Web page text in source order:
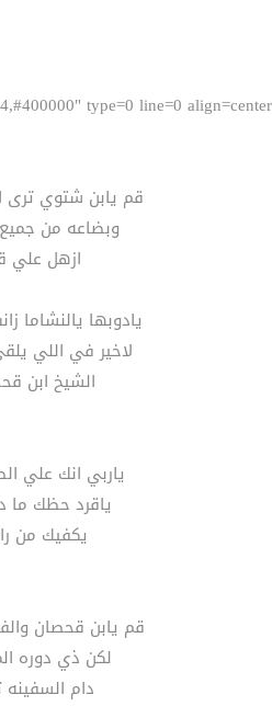
قم يابن شتوي ترى
وبضاعه من
ازهل علي
يادوبها يالنشاما
لاخير في اللي
الشيخ ابن
ياربي انك علي
ياقرد حظك ما
يكفيك من
قم يابن قحصان
لكن ذي دوره
دام